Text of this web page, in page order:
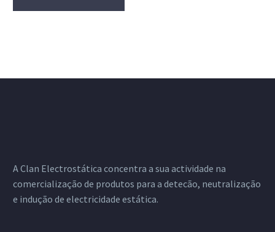
A Clan Electrostática concentra a sua actividade na
comercialização de produtos para a detecão, neutralização
e indução de electricidade estática.